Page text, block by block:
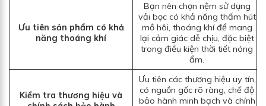
Ưu tiên sản phẩm có khả
năng thoáng khí
Bạn nên chọn nệm sử dụng
vải bọc có khả năng thấm hút
mồ hôi, thoáng khí để mang
lại cảm giác dễ chịu, đặc biệt
trong điều kiện thời tiết nóng
ẩm.
Kiểm tra thương hiệu và
Ưu tiên các thương hiệu uy tín,
có nguồn gốc rõ ràng, chế độ
bảo hành minh bạch và chính